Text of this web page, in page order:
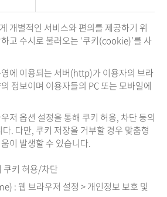
개별적인 서비스와 편의를 제공하기 위
고 수시로 불러오는 ‘쿠키(cookie)’를 사
에 이용되는 서버(http)가 이용자의 브라
정보이며 이용자들의 PC 또는 모바일에
저 옵션 설정을 통해 쿠키 허용, 차단 등의
. 다만, 쿠키 저장을 거부할 경우 맞춤형
이 발생할 수 있습니다.
키 허용/차단
: 웹 브라우저 설정 > 개인정보 보호 및